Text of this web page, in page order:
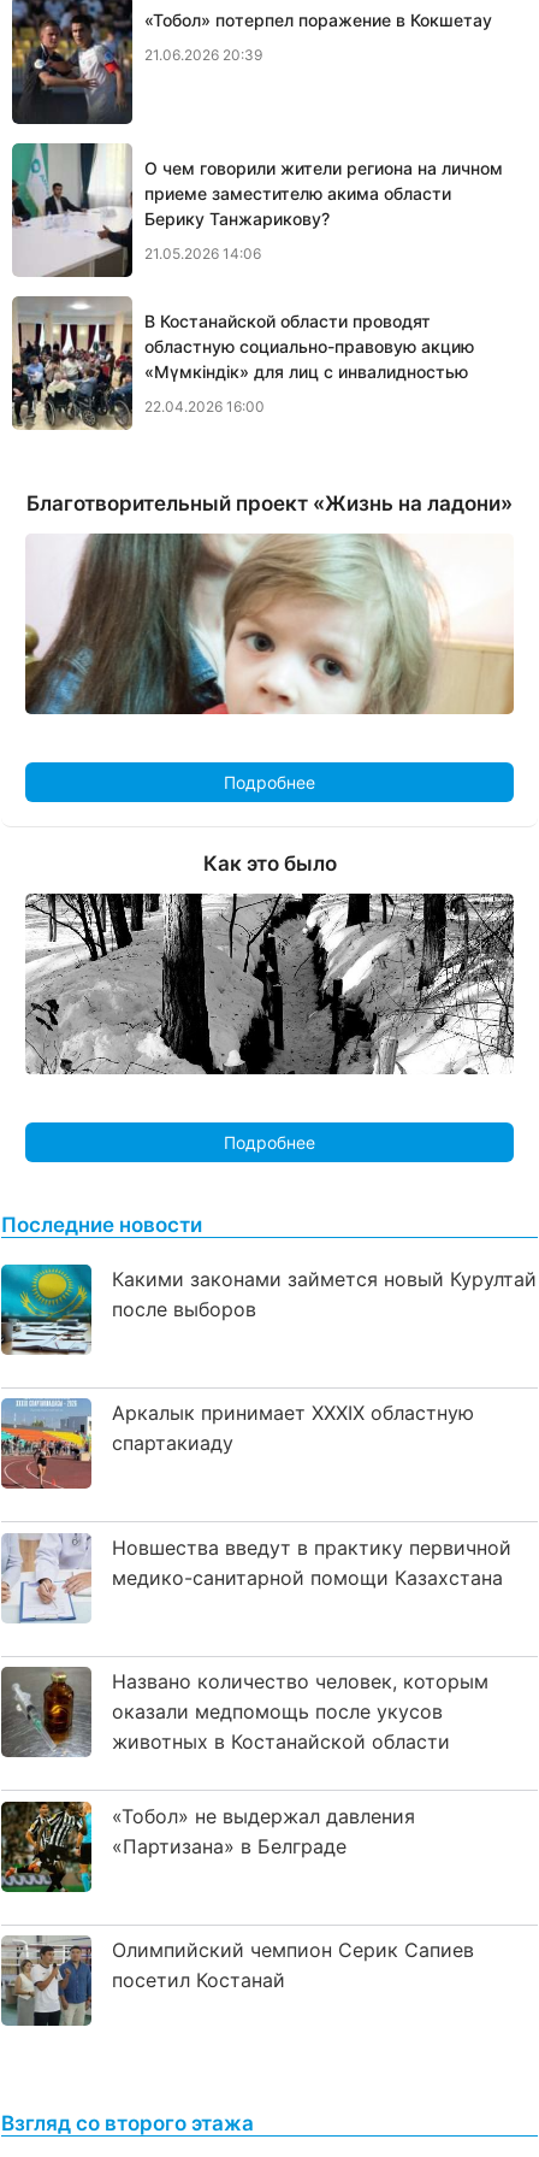
«Тобол» потерпел поражение в Кокшетау
21.06.2026 20:39
О чем говорили жители региона на личном
приеме заместителю акима области
Берику Танжарикову?
21.05.2026 14:06
В Костанайской области проводят
областную социально-правовую акцию
«Мүмкіндік» для лиц с инвалидностью
22.04.2026 16:00
Благотворительный проект «Жизнь на ладони»
Подробнее
Как это было
Подробнее
Последние новости
Какими законами займется новый Курултай
после выборов
Аркалык принимает XXXIX областную
спартакиаду
Новшества введут в практику первичной
медико-санитарной помощи Казахстана
Названо количество человек, которым
оказали медпомощь после укусов
животных в Костанайской области
«Тобол» не выдержал давления
«Партизана» в Белграде
Олимпийский чемпион Серик Сапиев
посетил Костанай
Взгляд со второго этажа